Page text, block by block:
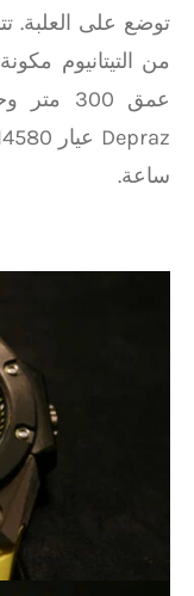
من التيتانيوم
ساعة.